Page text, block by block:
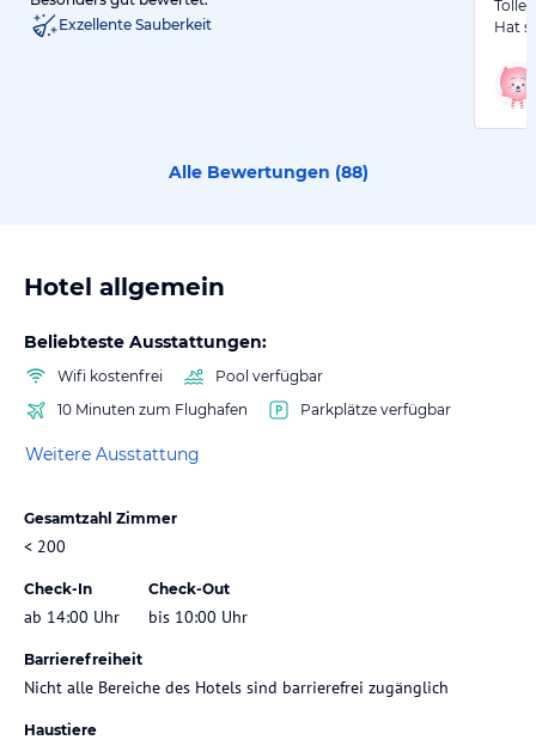
Exzellente Sauberkeit
Hat
Alle Bewertungen (88)
Hotel allgemein
Beliebteste Ausstattungen:
Wifi kostenfrei
Pool verfügbar
10 Minuten zum Flughafen
Parkplätze verfügbar
Weitere Ausstattung
Gesamtzahl Zimmer
< 200
Check-In
ab 14:00 Uhr
Check-Out
bis 10:00 Uhr
Barrierefreiheit
Nicht alle Bereiche des Hotels sind barrierefrei zugänglich
Haustiere